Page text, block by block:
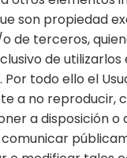
son propiedad
de terceros,
de
todo ello el
a no reproducir,
a disposición o